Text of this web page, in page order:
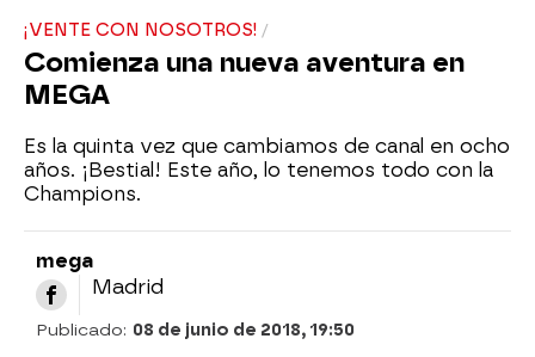
¡VENTE CON NOSOTROS!
Comienza una nueva aventura en
MEGA
Es la quinta vez que cambiamos de canal en ocho
años. ¡Bestial! Este año, lo tenemos todo con la
Champions.
mega
Madrid
Publicado: 08 de junio de 2018, 19:50